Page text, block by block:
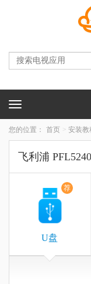
Toggle
您的位置： 首页 安装教
飞利浦
荐
U盘